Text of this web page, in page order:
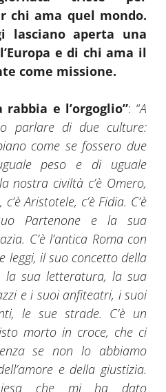
chi ama quel mondo.
lasciano aperta una
e di chi ama il
come missione.
rabbia e l’orgoglio”: “A
parlare di due culture:
come se fossero due
peso e di uguale
nostra civiltà c’è Omero,
Aristotele, c’è Fidia. C’è
Partenone e la sua
C’è l’antica Roma con
leggi, il suo concetto della
la sua letteratura, la sua
e i suoi anfiteatri, i suoi
le sue strade. C’è un
morto in croce, che ci
se non lo abbiamo
e della giustizia.
che mi ha dato